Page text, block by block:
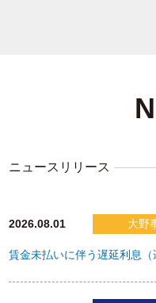
ニュースリリース
2026.08.01 大野
賃金未払いに伴う遅延利息